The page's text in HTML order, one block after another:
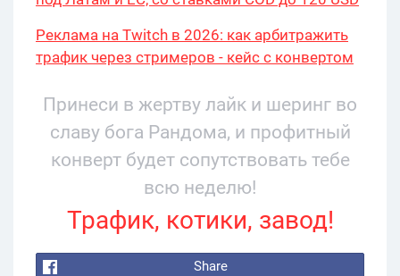
Реклама на Twitch в 2026: как арбитражить
трафик через стримеров - кейс с конвертом
Принеси в жертву лайк и шеринг во
славу бога Рандома, и профитный
конверт будет сопутствовать тебе
всю неделю!
Трафик, котики, завод!
Share